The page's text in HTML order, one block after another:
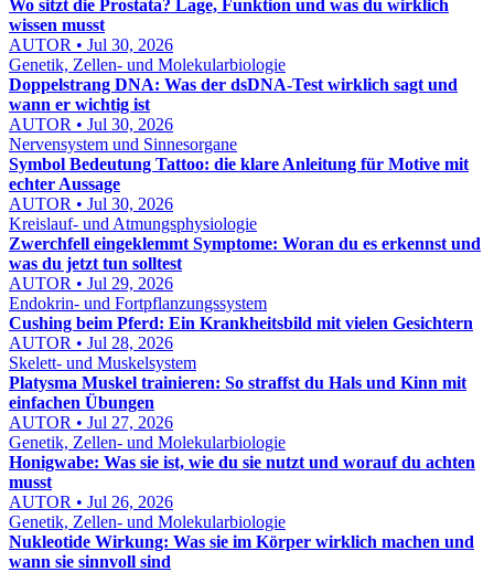
Wo sitzt die Prostata? Lage, Funktion und was du wirklich
wissen musst
AUTOR • Jul 30, 2026
Genetik, Zellen- und Molekularbiologie
Doppelstrang DNA: Was der dsDNA-Test wirklich sagt und
wann er wichtig ist
AUTOR • Jul 30, 2026
Nervensystem und Sinnesorgane
Symbol Bedeutung Tattoo: die klare Anleitung für Motive mit
echter Aussage
AUTOR • Jul 30, 2026
Kreislauf- und Atmungsphysiologie
Zwerchfell eingeklemmt Symptome: Woran du es erkennst und
was du jetzt tun solltest
AUTOR • Jul 29, 2026
Endokrin- und Fortpflanzungssystem
Cushing beim Pferd: Ein Krankheitsbild mit vielen Gesichtern
AUTOR • Jul 28, 2026
Skelett- und Muskelsystem
Platysma Muskel trainieren: So straffst du Hals und Kinn mit
einfachen Übungen
AUTOR • Jul 27, 2026
Genetik, Zellen- und Molekularbiologie
Honigwabe: Was sie ist, wie du sie nutzt und worauf du achten
musst
AUTOR • Jul 26, 2026
Genetik, Zellen- und Molekularbiologie
Nukleotide Wirkung: Was sie im Körper wirklich machen und
wann sie sinnvoll sind